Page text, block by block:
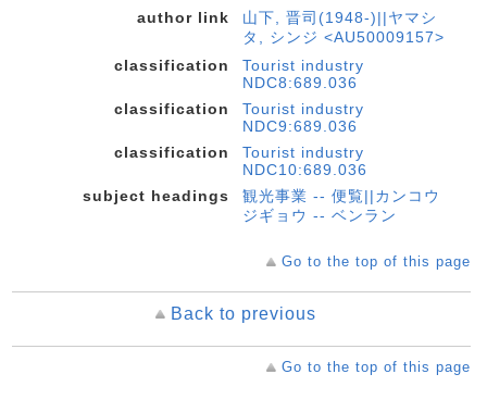
author link
山下, 晋司(1948-)||ヤマシ
タ, シンジ <AU50009157>
classification
Tourist industry
NDC8:689.036
classification
Tourist industry
NDC9:689.036
classification
Tourist industry
NDC10:689.036
subject headings
観光事業 -- 便覧||カンコウ
ジギョウ -- ベンラン
Go to the top of this page
Back to previous
Go to the top of this page